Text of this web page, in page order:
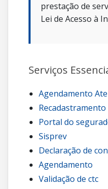
prestação de
Lei de Acesso à
Serviços
Agendamento
Recadastramento
Portal do
Sisprev
Declaração de
Agendamento
Validação de ctc